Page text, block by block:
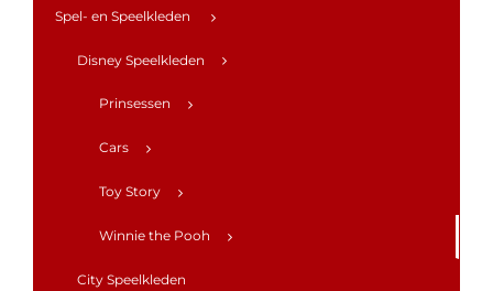
Spel- en Speelkleden
Disney Speelkleden
Prinsessen
Cars
Toy Story
Winnie the Pooh
City Speelkleden